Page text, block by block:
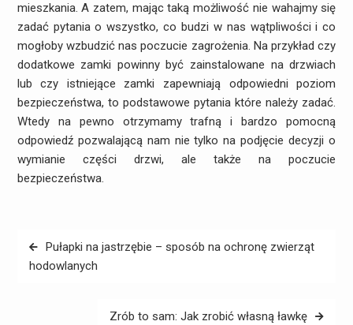
mieszkania. A zatem, mając taką możliwość nie wahajmy się
zadać pytania o wszystko, co budzi w nas wątpliwości i co
mogłoby wzbudzić nas poczucie zagrożenia. Na przykład czy
dodatkowe zamki powinny być zainstalowane na drzwiach
lub czy istniejące zamki zapewniają odpowiedni poziom
bezpieczeństwa, to podstawowe pytania które należy zadać.
Wtedy na pewno otrzymamy trafną i bardzo pomocną
odpowiedź pozwalającą nam nie tylko na podjęcie decyzji o
wymianie części drzwi, ale także na poczucie
bezpieczeństwa.
Nawigacja
wpisu
Pułapki na jastrzębie – sposób na ochronę zwierząt
hodowlanych
Zrób to sam: Jak zrobić własną ławkę